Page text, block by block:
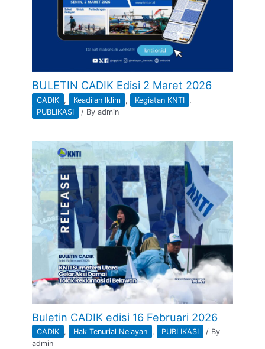
BULETIN CADIK Edisi 2 Maret 2026
CADIK , Keadilan Iklim , Kegiatan KNTI ,
PUBLIKASI
/ Byadmin
Buletin CADIK edisi 16 Februari 2026
CADIK , Hak Tenurial Nelayan , PUBLIKASI
/ By
admin